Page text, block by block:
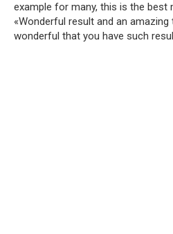
example for many, this is the best
«Wonderful result and an
wonderful that you have such